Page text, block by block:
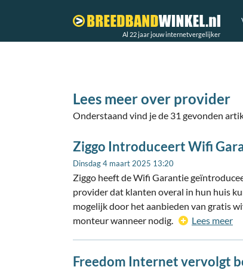
Al 22 jaar jouw internetvergelijker
Lees meer over provider
Onderstaand vind je de 31 gevonden
Ziggo Introduceert Wifi
Dinsdag 4 maart 2025 13:20
Ziggo heeft de Wifi Garantie
provider dat klanten overal in hun huis
mogelijk door het aanbieden van gratis
monteur wanneer nodig.
Lees meer
Freedom Internet vervolgt